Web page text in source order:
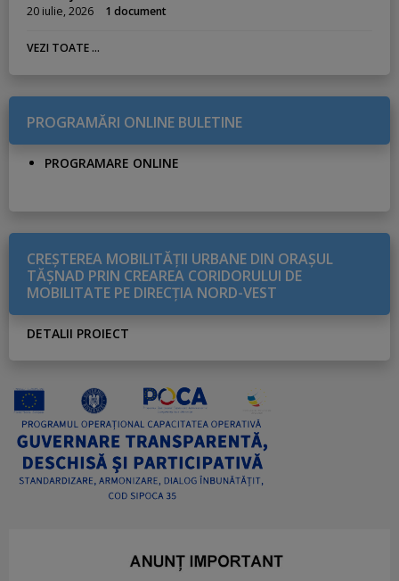
20 iulie, 2026 1 document
VEZI TOATE ...
PROGRAMĂRI ONLINE BULETINE
PROGRAMARE ONLINE
CREŞTEREA MOBILITĂŢII URBANE DIN ORAŞUL
TĂŞNAD PRIN CREAREA CORIDORULUI DE
MOBILITATE PE DIRECŢIA NORD-VEST
DETALII PROIECT